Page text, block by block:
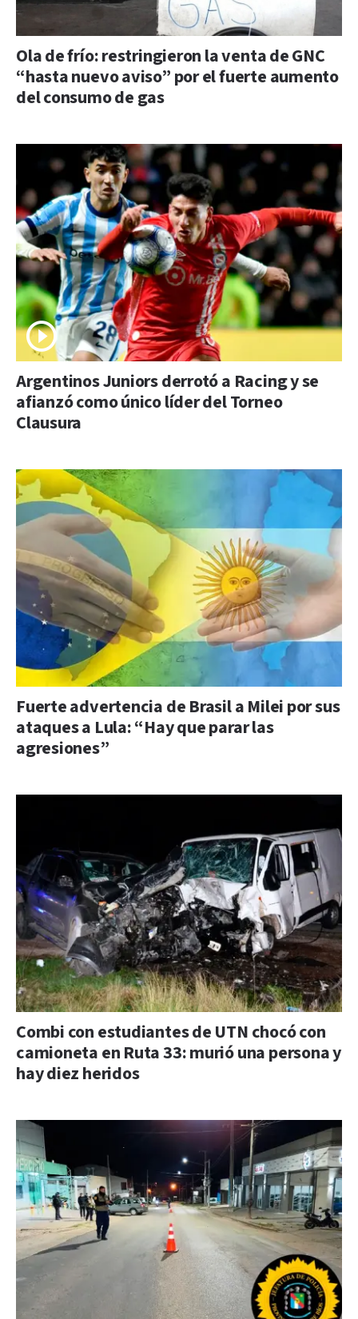
Ola de frío: restringieron la venta de GNC
“hasta nuevo aviso” por el fuerte aumento
del consumo de gas
Argentinos Juniors derrotó a Racing y se
afianzó como único líder del Torneo
Clausura
Fuerte advertencia de Brasil a Milei por sus
ataques a Lula: “Hay que parar las
agresiones”
Combi con estudiantes de UTN chocó con
camioneta en Ruta 33: murió una persona y
hay diez heridos